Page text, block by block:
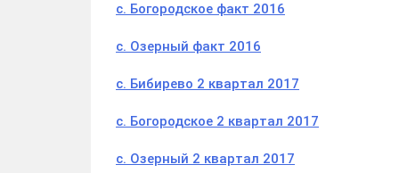
с. Богородское факт 2016
с. Озерный факт 2016
с. Бибирево 2 квартал 2017
с. Богородское 2 квартал 2017
с. Озерный 2 квартал 2017